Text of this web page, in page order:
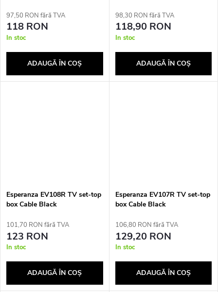
97,50 RON fără TVA
118 RON
In stoc
ADAUGĂ ÎN COŞ
98,30 RON fără TVA
118,90 RON
In stoc
ADAUGĂ ÎN COŞ
Esperanza EV108R TV set-top
box Cable Black
101,70 RON fără TVA
123 RON
In stoc
ADAUGĂ ÎN COŞ
Esperanza EV107R TV set-top
box Cable Black
106,80 RON fără TVA
129,20 RON
In stoc
ADAUGĂ ÎN COŞ